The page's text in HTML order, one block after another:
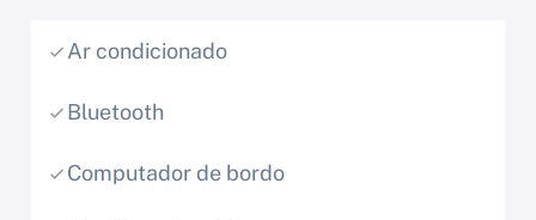
Ar condicionado
Bluetooth
Computador de bordo